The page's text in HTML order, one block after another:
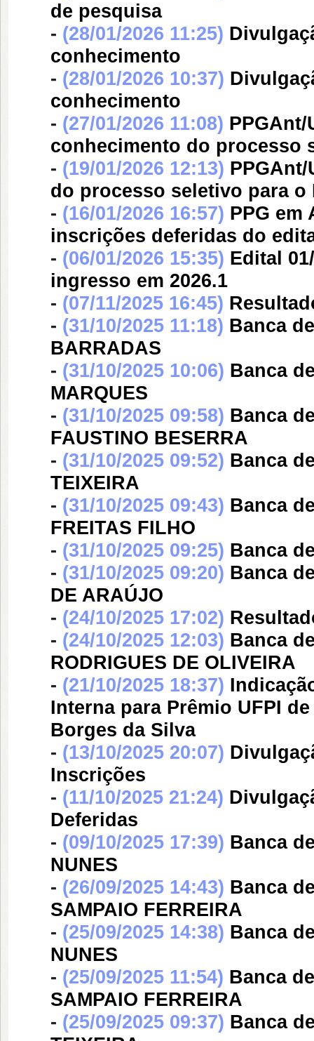
de pesquisa
- (28/01/2026 11:25)
conhecimento
- (28/01/2026 10:37)
conhecimento
- (27/01/2026 11:08)
conhecimento do processo
- (19/01/2026 12:13)
do processo seletivo para
- (16/01/2026 16:57) PPG
inscrições deferidas do
- (06/01/2026 15:35) Edital
ingresso em 2026.1
- (07/11/2025 16:45)
- (31/10/2025 11:18) Banca
BARRADAS
- (31/10/2025 10:06) Banca
MARQUES
- (31/10/2025 09:58) Banca
FAUSTINO BESERRA
- (31/10/2025 09:52) Banca
TEIXEIRA
- (31/10/2025 09:43) Banca
FREITAS FILHO
- (31/10/2025 09:25) Banca
- (31/10/2025 09:20) Banca
DE ARAÚJO
- (24/10/2025 17:02)
- (24/10/2025 12:03) Banca
RODRIGUES DE OLIVEIRA
- (21/10/2025 18:37)
Interna para Prêmio UFPI
Borges da Silva
- (13/10/2025 20:07)
Inscrições
- (11/10/2025 21:24)
Deferidas
- (09/10/2025 17:39) Banca
NUNES
- (26/09/2025 14:43) Banca
SAMPAIO FERREIRA
- (25/09/2025 14:38) Banca
NUNES
- (25/09/2025 11:54) Banca
SAMPAIO FERREIRA
- (25/09/2025 09:37) Banca